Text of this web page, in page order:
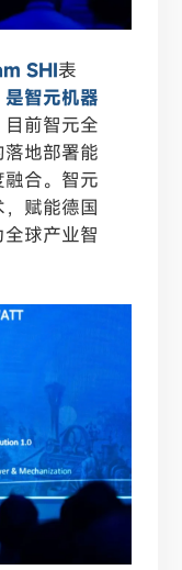
SHI表
智元机器
目前智元全
地部署能
合。智元
赋能德国
球产业智